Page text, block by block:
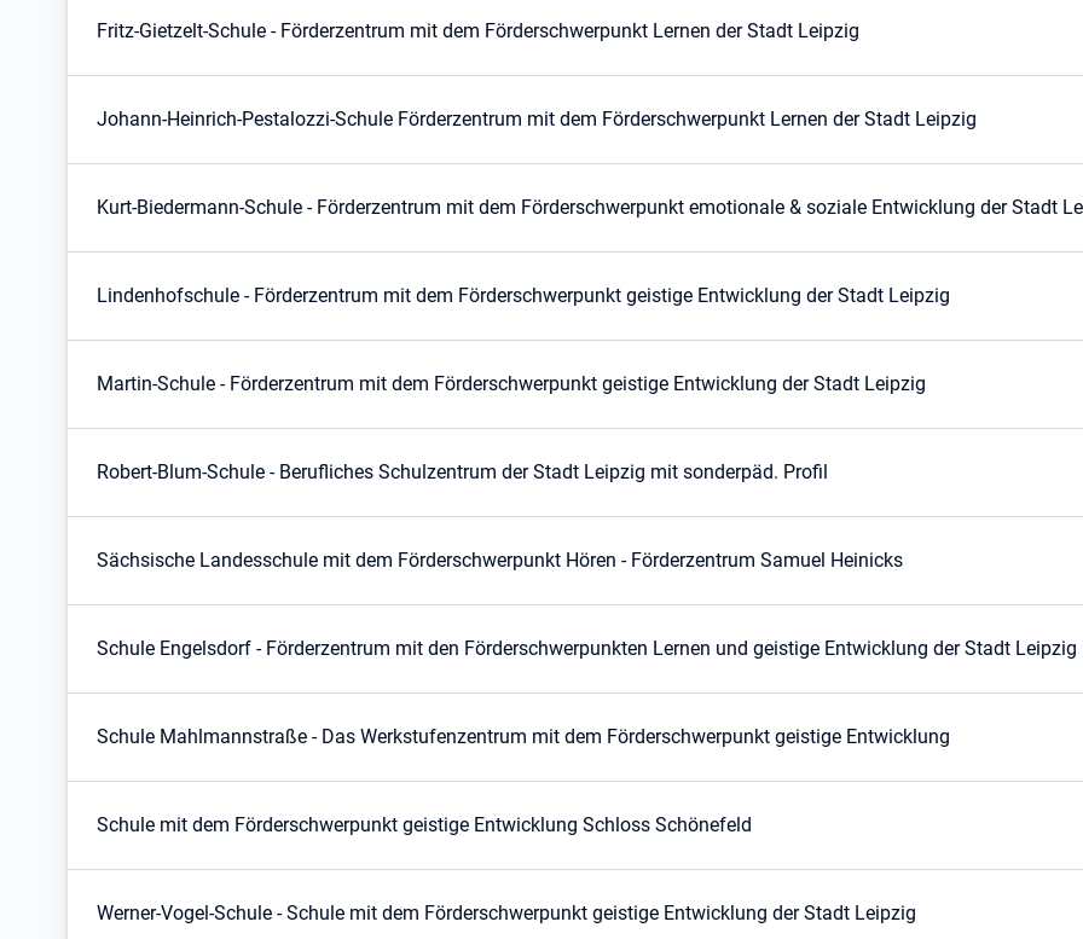
Fritz-Gietzelt-Schule - Förderzentrum mit dem Förderschwerpunkt Lernen der Stadt Leipzig
Johann-Heinrich-Pestalozzi-Schule Förderzentrum mit dem Förderschwerpunkt Lernen der Stadt Leipzig
Kurt-Biedermann-Schule - Förderzentrum mit dem Förderschwerpunkt emotionale & soziale Entwicklung der Stadt
Lindenhofschule - Förderzentrum mit dem Förderschwerpunkt geistige Entwicklung der Stadt Leipzig
Martin-Schule - Förderzentrum mit dem Förderschwerpunkt geistige Entwicklung der Stadt Leipzig
Robert-Blum-Schule - Berufliches Schulzentrum der Stadt Leipzig mit sonderpäd. Profil
Sächsische Landesschule mit dem Förderschwerpunkt Hören - Förderzentrum Samuel Heinicks
Schule Engelsdorf - Förderzentrum mit den Förderschwerpunkten Lernen und geistige Entwicklung der Stadt Leipzig
Schule Mahlmannstraße - Das Werkstufenzentrum mit dem Förderschwerpunkt geistige Entwicklung
Schule mit dem Förderschwerpunkt geistige Entwicklung Schloss Schönefeld
Werner-Vogel-Schule - Schule mit dem Förderschwerpunkt geistige Entwicklung der Stadt Leipzig